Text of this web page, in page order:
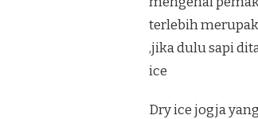
terlebih
,jika dulu sapi
ice
Dry ice jogja